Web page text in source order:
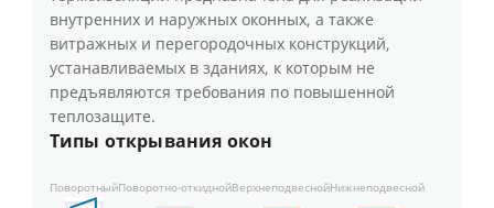
внутренних и наружных оконных, а также
витражных и перегородочных конструкций,
устанавливаемых в зданиях, к которым не
предъявляются требования по повышенной
теплозащите.
Типы открывания окон
ПоворотныйПоворотно-откиднойВерхнеподвеснойНижнеподвесной